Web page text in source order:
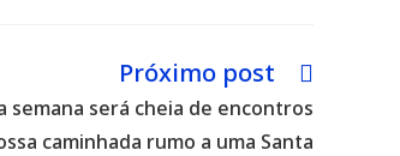
Próximo post
semana será cheia de encontros
caminhada rumo a uma Santa